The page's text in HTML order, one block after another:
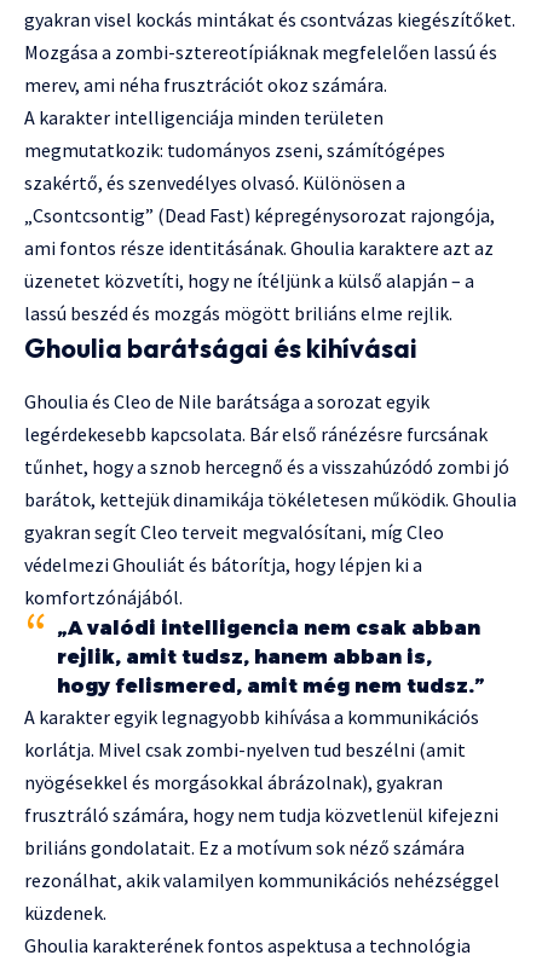
gyakran visel kockás mintákat és csontvázas kiegészítőket.
Mozgása a zombi-sztereotípiáknak megfelelően lassú és
merev, ami néha frusztrációt okoz számára.
A karakter intelligenciája minden területen
megmutatkozik: tudományos zseni, számítógépes
szakértő, és szenvedélyes olvasó. Különösen a
„Csontcsontig” (Dead Fast) képregénysorozat rajongója,
ami fontos része identitásának. Ghoulia karaktere azt az
üzenetet közvetíti, hogy ne ítéljünk a külső alapján – a
lassú beszéd és mozgás mögött briliáns elme rejlik.
Ghoulia barátságai és kihívásai
Ghoulia és Cleo de Nile barátsága a sorozat egyik
legérdekesebb kapcsolata. Bár első ránézésre furcsának
tűnhet, hogy a sznob hercegnő és a visszahúzódó zombi jó
barátok, kettejük dinamikája tökéletesen működik. Ghoulia
gyakran segít Cleo terveit megvalósítani, míg Cleo
védelmezi Ghouliát és bátorítja, hogy lépjen ki a
komfortzónájából.
„A valódi intelligencia nem csak abban
rejlik, amit tudsz, hanem abban is,
hogy felismered, amit még nem tudsz.”
A karakter egyik legnagyobb kihívása a kommunikációs
korlátja. Mivel csak zombi-nyelven tud beszélni (amit
nyögésekkel és morgásokkal ábrázolnak), gyakran
frusztráló számára, hogy nem tudja közvetlenül kifejezni
briliáns gondolatait. Ez a motívum sok néző számára
rezonálhat, akik valamilyen kommunikációs nehézséggel
küzdenek.
Ghoulia karakterének fontos aspektusa a technológia